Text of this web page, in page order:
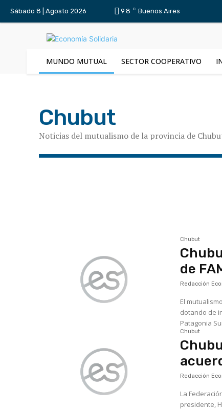
Sábado 8 | Agosto 2026 9.8 C Buenos Aires
MUNDO MUTUAL SECTOR COOPERATIVO
Chubut
Noticias del mutualismo de la provincia de
Chubut
de
Redacción
El
dotando de insumos y
Patagonia
Chubut
Redacción
La
presidente,